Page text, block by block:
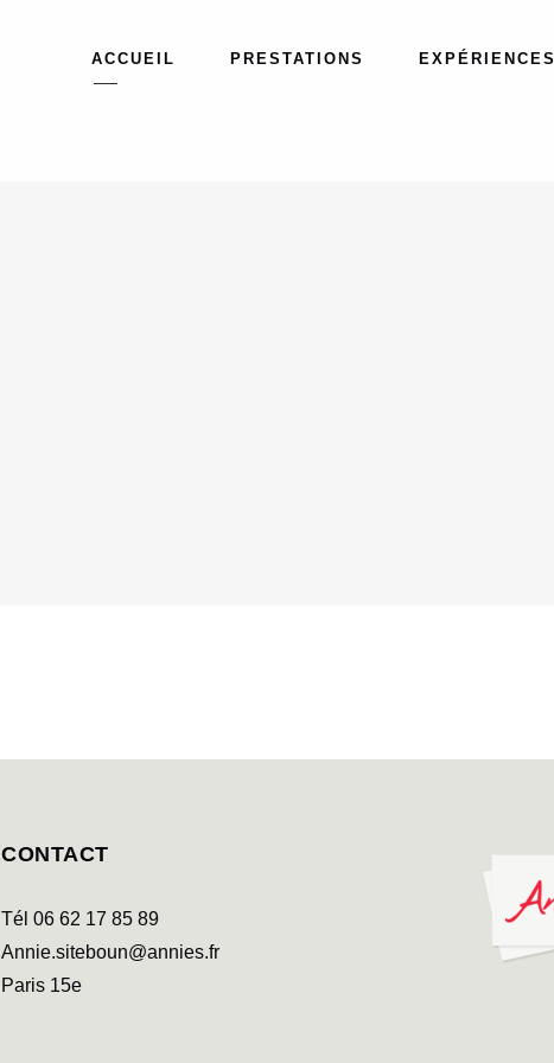
ACCUEIL PRESTATIONS EXPÉRIENCES
CONTACT
Tél 06 62 17 85 89
Annie.siteboun@annies.fr
Paris 15e